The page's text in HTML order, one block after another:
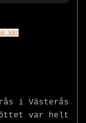
var
i Västerås
var helt